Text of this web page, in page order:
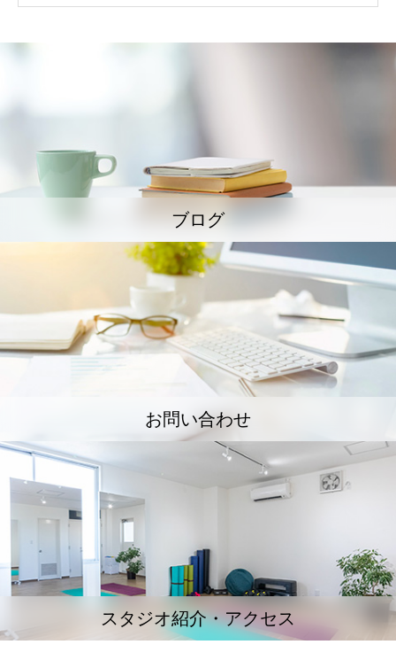
ブログ
お問い合わせ
スタジオ紹介・アクセス